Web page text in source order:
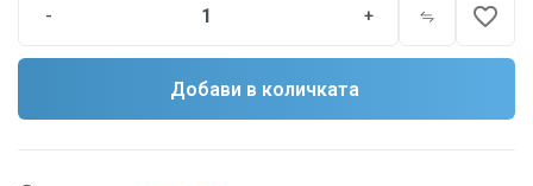
- + favorite_border
Добави в количката